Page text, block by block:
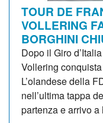
TOUR DE
VOLLERING
BORGHINI
Dopo il Giro
Vollering
L’olandese della
nell’ultima tappa
partenza e arrivo a